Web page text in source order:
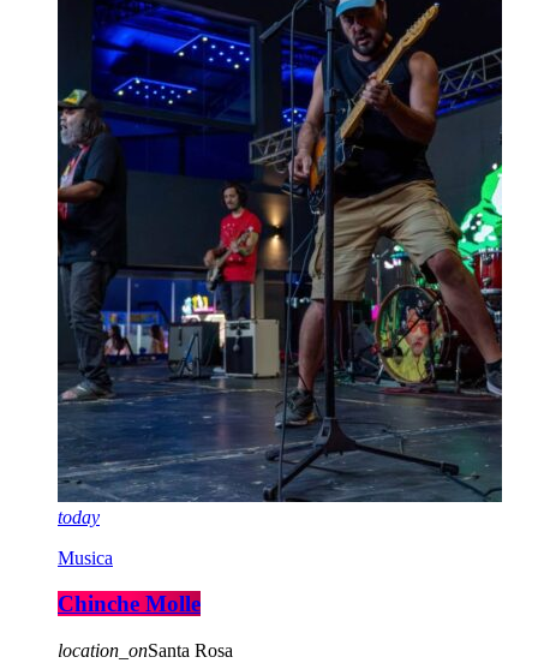
today
Musica
Chinche Molle
location_onSanta Rosa